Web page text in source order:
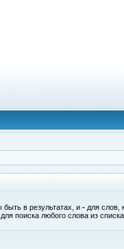
быть в результатах, и - для слов,
для поиска любого слова из